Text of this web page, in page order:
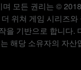
며 모든 권리는 ©
위쳐 게임 시리즈
을 기반으로 합니다.
해당 소유자의 자산